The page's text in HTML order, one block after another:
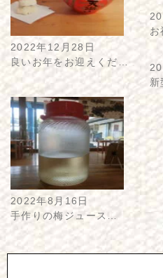
2022年12月28日
良いお年をお迎えくだ…
お
新
2022年8月16日
手作りの梅ジュース…